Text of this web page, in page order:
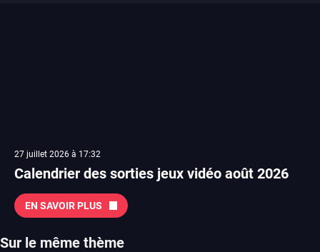
27 juillet 2026 à 17:32
Calendrier des sorties jeux vidéo août 2026
EN SAVOIR PLUS
Sur le même thème